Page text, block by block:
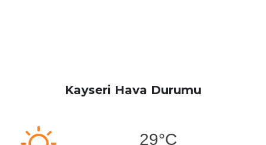
Kayseri Hava Durumu
29°C